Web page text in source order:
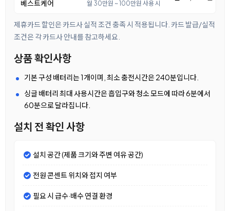
베스트케어 월 30만원 ~ 100만원 사용 시
제휴카드 할인은 카드사 실적 조건 충족 시 적용됩니다. 카드 발급/실적
조건은 각 카드사 안내를 참고하세요.
상품 확인사항
기본 구성 배터리는 1개이며, 최소 충전시간은 240분입니다.
싱글 배터리 최대 사용시간은 흡입구와 청소 모드에 따라 6분에서
60분으로 달라집니다.
설치 전 확인 사항
설치 공간 (제품 크기와 주변 여유 공간)
전원 콘센트 위치와 접지 여부
필요 시 급수·배수 연결 환경